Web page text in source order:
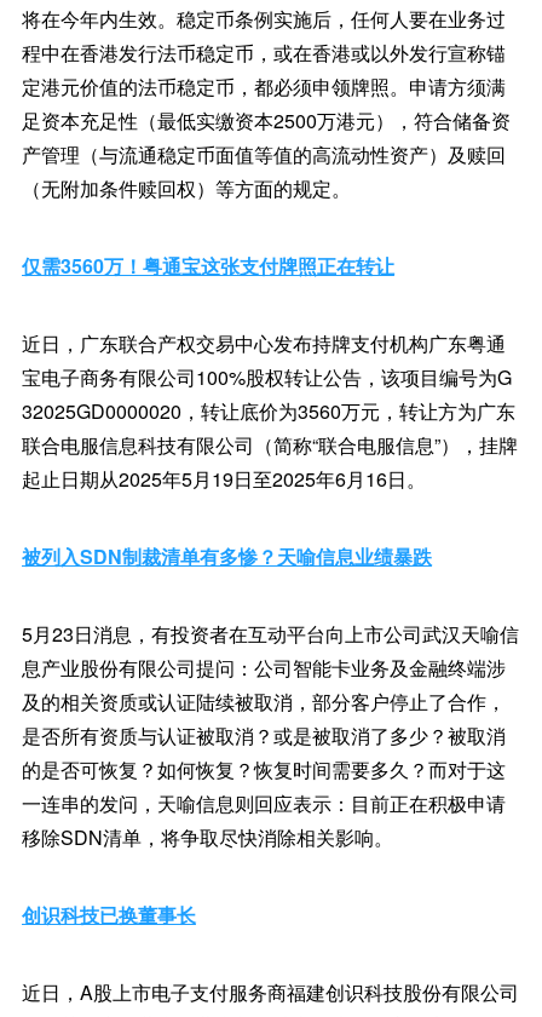
将在今年内生效。稳定币条例实施后，任何人要在业务过
程中在香港发行法币稳定币，或在香港或以外发行宣称锚
定港元价值的法币稳定币，都必须申领牌照。申请方须满
足资本充足性（最低实缴资本2500万港元），符合储备资
产管理（与流通稳定币面值等值的高流动性资产）及赎回
（无附加条件赎回权）等方面的规定。
仅需3560万！粤通宝这张支付牌照正在转让
近日，广东联合产权交易中心发布持牌支付机构广东粤通
宝电子商务有限公司100%股权转让公告，该项目编号为G
32025GD0000020，转让底价为3560万元，转让方为广东
联合电服信息科技有限公司（简称“联合电服信息”），挂牌
起止日期从2025年5月19日至2025年6月16日。
被列入SDN制裁清单有多惨？天喻信息业绩暴跌
5月23日消息，有投资者在互动平台向上市公司武汉天喻信
息产业股份有限公司提问：公司智能卡业务及金融终端涉
及的相关资质或认证陆续被取消，部分客户停止了合作，
是否所有资质与认证被取消？或是被取消了多少？被取消
的是否可恢复？如何恢复？恢复时间需要多久？而对于这
一连串的发问，天喻信息则回应表示：目前正在积极申请
移除SDN清单，将争取尽快消除相关影响。
创识科技已换董事长
近日，A股上市电子支付服务商福建创识科技股份有限公司